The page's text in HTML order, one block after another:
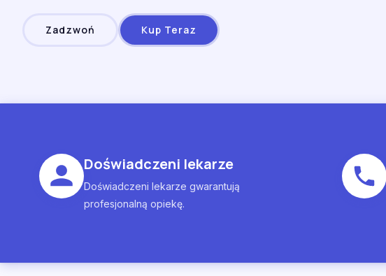
Zadzwoń Kup Teraz
Doświadczeni lekarze
Doświadczeni lekarze gwarantują
profesjonalną opiekę.